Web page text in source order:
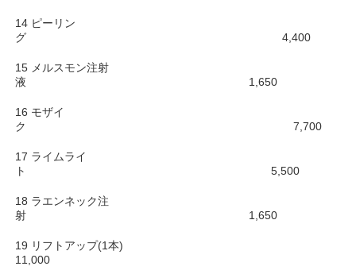
14 ピーリン
グ 4,400
15 メルスモン注射
液 1,650
16 モザイ
ク 7,700
17 ライムライ
ト 5,500
18 ラエンネック注
射 1,650
19 リフトアップ(1本)
11,000